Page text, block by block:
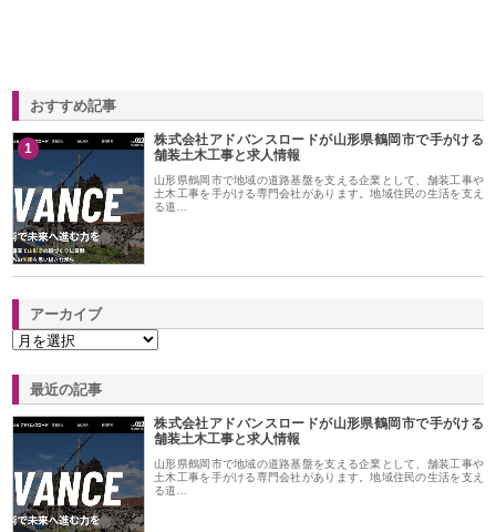
おすすめ記事
1
株式会社アドバンスロードが山形県鶴岡市で手がける
舗装土木工事と求人情報
山形県鶴岡市で地域の道路基盤を支える企業として、舗装工事や
土木工事を手がける専門会社があります。地域住民の生活を支え
る道…
アーカイブ
最近の記事
株式会社アドバンスロードが山形県鶴岡市で手がける
舗装土木工事と求人情報
山形県鶴岡市で地域の道路基盤を支える企業として、舗装工事や
土木工事を手がける専門会社があります。地域住民の生活を支え
る道…